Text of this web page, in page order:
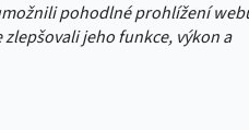
pohodlné prohlížení
jeho funkce, výkon a